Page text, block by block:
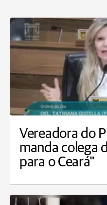
Vereadora do
manda colega
para o Ceará"